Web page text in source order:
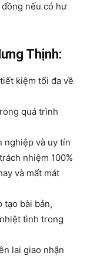
nếu có hư
Thịnh:
kiệm tối đa về
quá trình
nghiệp và uy tín
nhiệm 100%
và mất mát
tạo bài bản,
tình trong
lai giao nhận